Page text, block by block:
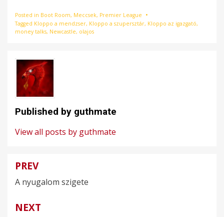
Posted in Boot Room, Meccsek, Premier League
Tagged Kloppo a mendzser, Kloppo a szupersztár, Kloppo az igazgató,
money talks, Newcastle, olajos
Published by guthmate
View all posts by guthmate
Bejegyzés
navigáció
PREV
A nyugalom szigete
NEXT